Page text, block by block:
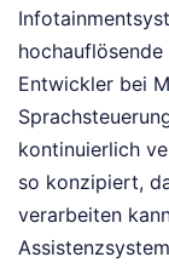
Entwickler bei
kontinuierlich
so konzipiert,
verarbeiten